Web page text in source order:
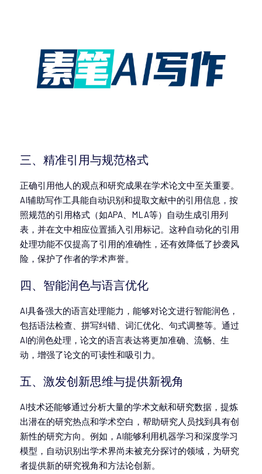
三、精准引用与规范格式
正确引用他人的观点和研究成果在学术论文中至关重要。
AI辅助写作工具能自动识别和提取文献中的引用信息，按
照规范的引用格式（如APA、MLA等）自动生成引用列
表，并在文中相应位置插入引用标记。这种自动化的引用
处理功能不仅提高了引用的准确性，还有效降低了抄袭风
险，保护了作者的学术声誉。
四、智能润色与语言优化
AI具备强大的语言处理能力，能够对论文进行智能润色，
包括语法检查、拼写纠错、词汇优化、句式调整等。通过
AI的润色处理，论文的语言表达将更加准确、流畅、生
动，增强了论文的可读性和吸引力。
五、激发创新思维与提供新视角
AI技术还能够通过分析大量的学术文献和研究数据，提炼
出潜在的研究热点和学术空白，帮助研究人员找到具有创
新性的研究方向。例如，AI能够利用机器学习和深度学习
模型，自动识别出学术界尚未被充分探讨的领域，为研究
者提供新的研究视角和方法论创新。